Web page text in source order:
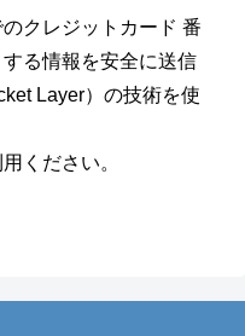
クレジットカード 番
る情報を安全に送信
Layer）の技術を使
ください。